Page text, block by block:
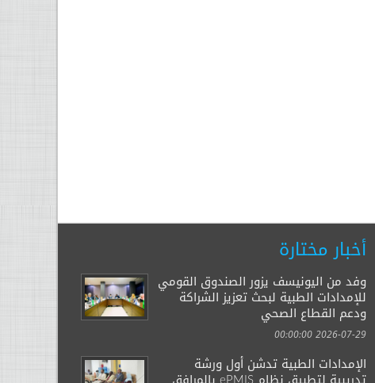
أخبار مختارة
وفد من اليونيسف يزور الصندوق القومي
للإمدادات الطبية لبحث تعزيز الشراكة
ودعم القطاع الصحي
2026-07-29 00:00:00
الإمدادات الطبية تدشن أول ورشة